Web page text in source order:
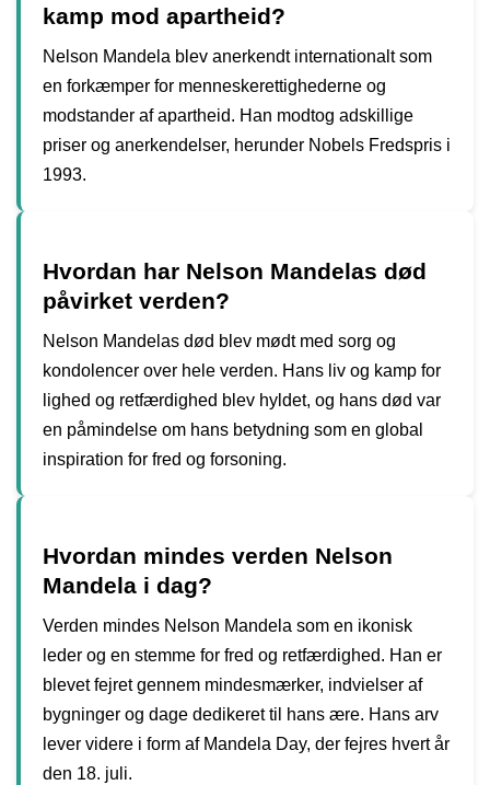
kamp mod apartheid?
Nelson Mandela blev anerkendt internationalt som
en forkæmper for menneskerettighederne og
modstander af apartheid. Han modtog adskillige
priser og anerkendelser, herunder Nobels Fredspris i
1993.
Hvordan har Nelson Mandelas død
påvirket verden?
Nelson Mandelas død blev mødt med sorg og
kondolencer over hele verden. Hans liv og kamp for
lighed og retfærdighed blev hyldet, og hans død var
en påmindelse om hans betydning som en global
inspiration for fred og forsoning.
Hvordan mindes verden Nelson
Mandela i dag?
Verden mindes Nelson Mandela som en ikonisk
leder og en stemme for fred og retfærdighed. Han er
blevet fejret gennem mindesmærker, indvielser af
bygninger og dage dedikeret til hans ære. Hans arv
lever videre i form af Mandela Day, der fejres hvert år
den 18. juli.